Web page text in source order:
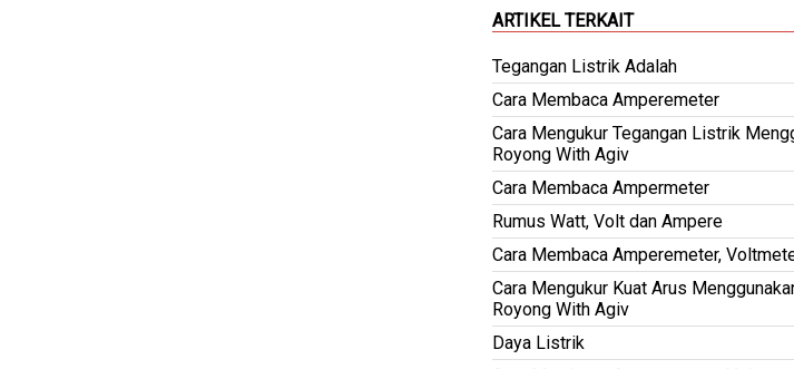
ARTIKEL TERKAIT
Tegangan Listrik Adalah
Cara Membaca Amperemeter
Cara Mengukur Tegangan Listrik
Royong With Agiv
Cara Membaca Ampermeter
Rumus Watt, Volt dan Ampere
Cara Membaca Amperemeter,
Cara Mengukur Kuat Arus
Royong With Agiv
Daya Listrik